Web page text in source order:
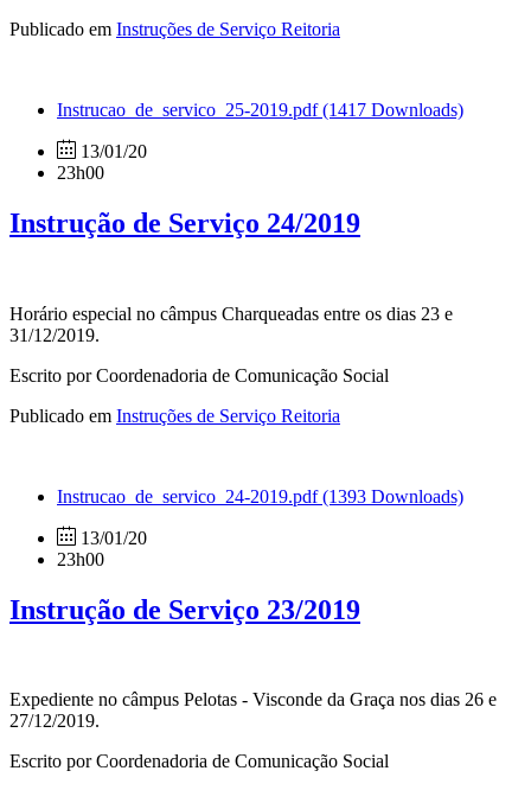
Publicado em Instruções de Serviço Reitoria
Instrucao_de_servico_25-2019.pdf(1417 Downloads)
13/01/20
23h00
Instrução de Serviço 24/2019
Horário especial no câmpus Charqueadas entre os dias 23 e
31/12/2019.
Escrito por Coordenadoria de Comunicação Social
Publicado em Instruções de Serviço Reitoria
Instrucao_de_servico_24-2019.pdf(1393 Downloads)
13/01/20
23h00
Instrução de Serviço 23/2019
Expediente no câmpus Pelotas - Visconde da Graça nos dias 26 e
27/12/2019.
Escrito por Coordenadoria de Comunicação Social